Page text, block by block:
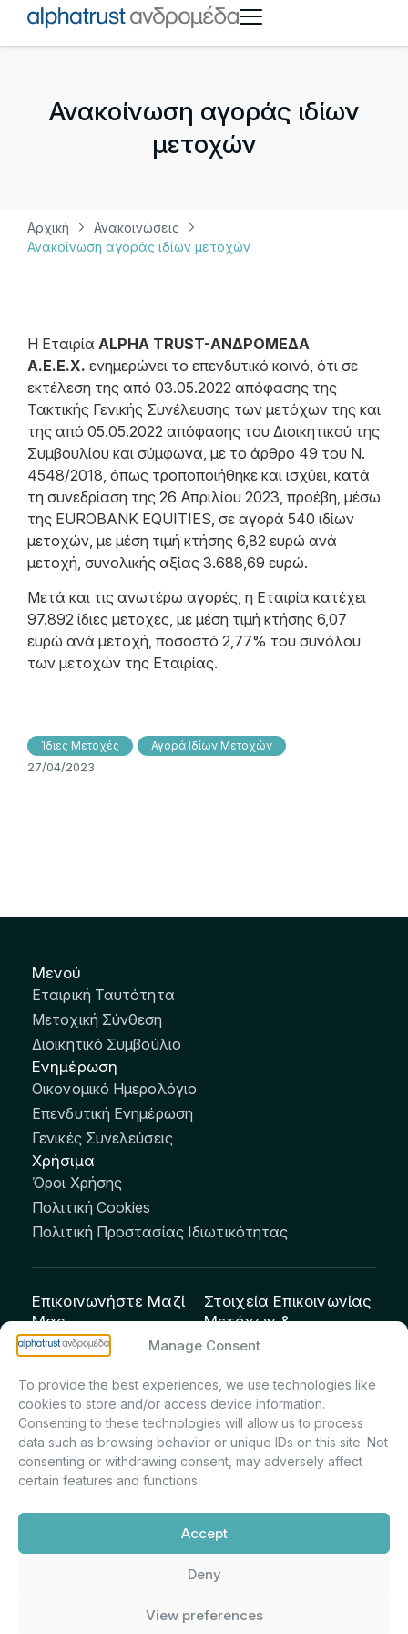
Manage Consent
To provide the best experiences, we use technologies like
cookies to store and/or access device information.
Consenting to these technologies will allow us to process
data such as browsing behavior or unique IDs on this site. Not
consenting or withdrawing consent, may adversely affect
certain features and functions.
Accept
Deny
View preferences
Ανακοίνωση αγοράς ιδίων
μετοχών
Αρχική
Ανακοινώσεις
Ανακοίνωση αγοράς ιδίων μετοχών
Η Εταιρία ALPHA TRUST-ΑΝΔΡΟΜΕΔΑ
Α.Ε.Ε.Χ. ενημερώνει το επενδυτικό κοινό, ότι σε
εκτέλεση της από 03.05.2022 απόφασης της
Τακτικής Γενικής Συνέλευσης των μετόχων της και
της από 05.05.2022 απόφασης του Διοικητικού της
Συμβουλίου και σύμφωνα, με το άρθρο 49 του N.
4548/2018, όπως τροποποιήθηκε και ισχύει, κατά
τη συνεδρίαση της 26 Απριλίου 2023, προέβη, μέσω
της EUROBANK EQUITIES, σε αγορά 540 ιδίων
μετοχών, με μέση τιμή κτήσης 6,82 ευρώ ανά
μετοχή, συνολικής αξίας 3.688,69 ευρώ.
Μετά και τις ανωτέρω αγορές, η Εταιρία κατέχει
97.892 ίδιες μετοχές, με μέση τιμή κτήσης 6,07
ευρώ ανά μετοχή, ποσοστό 2,77% του συνόλου
των μετοχών της Εταιρίας.
Ίδιες Μετοχές Αγορά Ιδίων Μετοχών
27/04/2023
Μενού
Εταιρική Ταυτότητα
Μετοχική Σύνθεση
Διοικητικό Συμβούλιο
Ενημέρωση
Οικονομικό Ημερολόγιο
Επενδυτική Ενημέρωση
Γενικές Συνελεύσεις
Χρήσιμα
Όροι Χρήσης
Πολιτική Cookies
Πολιτική Προστασίας Ιδιωτικότητας
Επικοινωνήστε Μαζί
Μας
info@andromeda.eu
Οδός Αριστείδου 1,
Κηφισιά Τ.Κ. 14561
Στοιχεία Επικοινωνίας
Μετόχων &
Επενδυτών:
Πρίντσιου – Corporate
Secretary & Investor
Relations – Τμήμα
Μετοχολογίου –
Ανακοινώσεων
m.printsiou@andromeda.eu
210 62 89 341